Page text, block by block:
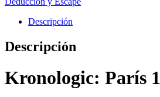
Descripción
Descripción
Kronologic: París